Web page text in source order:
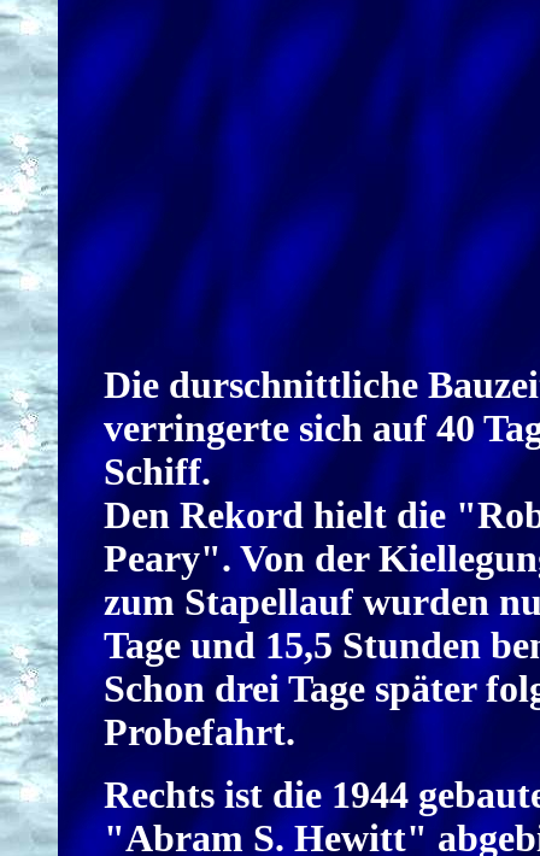
Die durschnittliche
verringerte sich auf 40
Schiff.
Den Rekord hielt die
Peary". Von der
zum Stapellauf wurden
Tage und 15,5 Stunden
Schon drei Tage später
Probefahrt.
Rechts ist die 1944
"Abram S. Hewitt"